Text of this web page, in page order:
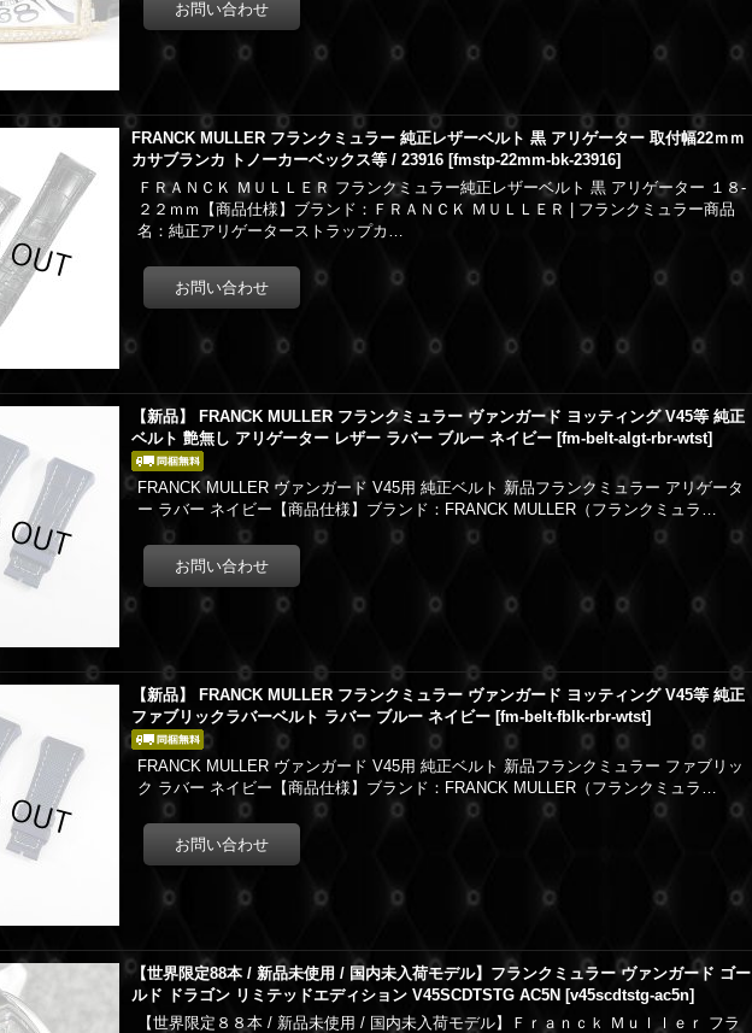
FRANCK MULLER フランクミュラー 純正レザーベルト 黒 アリゲーター 取付幅22ｍｍ
カサブランカ トノーカーベックス等 / 23916 [fmstp-22mm-bk-23916]
ＦＲＡＮＣＫ ＭＵＬＬＥＲ フランクミュラー純正レザーベルト 黒 アリゲーター １８-
２２ｍｍ【商品仕様】ブランド：ＦＲＡＮＣＫ ＭＵＬＬＥＲ | フランクミュラー商品
名：純正アリゲーターストラップカ…
【新品】 FRANCK MULLER フランクミュラー ヴァンガード ヨッティング V45等 純正
ベルト 艶無し アリゲーター レザー ラバー ブルー ネイビー [fm-belt-algt-rbr-wtst]
FRANCK MULLER ヴァンガード V45用 純正ベルト 新品フランクミュラー アリゲータ
ー ラバー ネイビー【商品仕様】ブランド：FRANCK MULLER（フランクミュラ…
【新品】 FRANCK MULLER フランクミュラー ヴァンガード ヨッティング V45等 純正
ファブリックラバーベルト ラバー ブルー ネイビー [fm-belt-fblk-rbr-wtst]
FRANCK MULLER ヴァンガード V45用 純正ベルト 新品フランクミュラー ファブリッ
ク ラバー ネイビー【商品仕様】ブランド：FRANCK MULLER（フランクミュラ…
【世界限定88本 / 新品未使用 / 国内未入荷モデル】フランクミュラー ヴァンガード ゴー
ルド ドラゴン リミテッドエディション V45SCDTSTG AC5N [v45scdtstg-ac5n]
【世界限定８８本 / 新品未使用 / 国内未入荷モデル】Ｆｒａｎｃｋ Ｍｕｌｌｅｒ フラ